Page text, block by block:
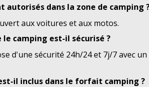
autorisés dans la zone de camping
aux voitures et aux motos.
le camping est-il sécurisé ?
d'une sécurité 24h/24 et 7j/7 avec
il inclus dans le forfait camping ?